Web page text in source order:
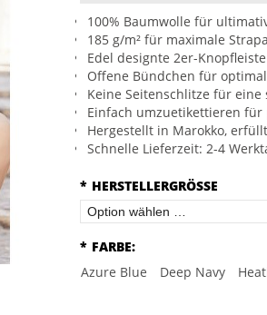
100% Baumwolle für
185 g/m² für maximale
Edel designte 2er-
Offene Bündchen für
Keine Seitenschlitze für eine
Einfach umzuetikettieren
Hergestellt in Marokko,
Schnelle Lieferzeit: 2-4
* HERSTELLERGRÖSSE
* FARBE:
Azure Blue
Deep Navy